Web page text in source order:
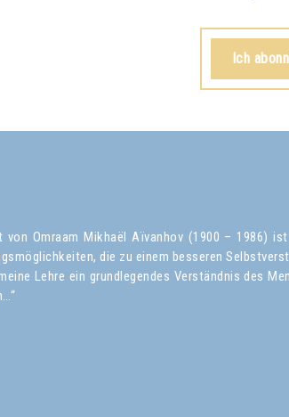
Ich
von Omraam Mikhaël Aïvanhov (1900 – 1986)
die zu einem besseren
Lehre ein grundlegendes Verständnis des